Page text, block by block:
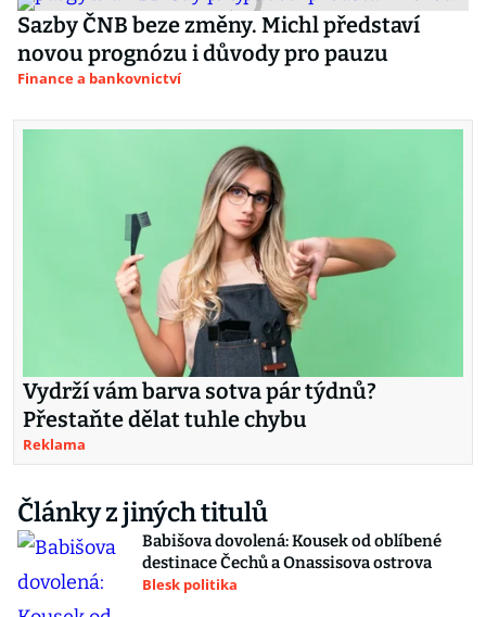
Sazby ČNB beze změny. Michl představí
novou prognózu i důvody pro pauzu
Finance a bankovnictví
Vydrží vám barva sotva pár týdnů?
Přestaňte dělat tuhle chybu
Reklama
Články z jiných titulů
Babišova dovolená: Kousek od oblíbené
destinace Čechů a Onassisova ostrova
Blesk politika